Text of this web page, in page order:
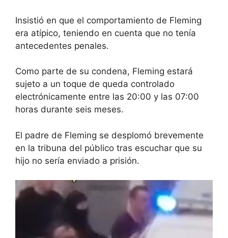
Insistió en que el comportamiento de Fleming
era atípico, teniendo en cuenta que no tenía
antecedentes penales.
Como parte de su condena, Fleming estará
sujeto a un toque de queda controlado
electrónicamente entre las 20:00 y las 07:00
horas durante seis meses.
El padre de Fleming se desplomó brevemente
en la tribuna del público tras escuchar que su
hijo no sería enviado a prisión.